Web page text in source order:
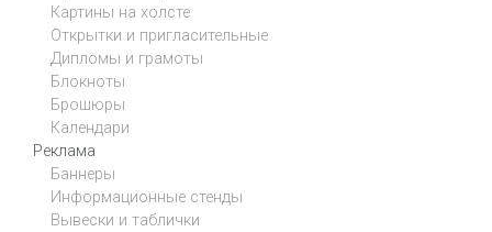
Картины на холсте
Открытки и пригласительные
Дипломы и грамоты
Блокноты
Брошюры
Календари
Реклама
Баннеры
Информационные стенды
Вывески и таблички